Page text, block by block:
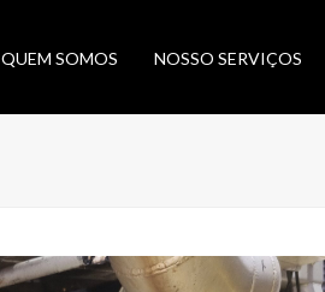
QUEM SOMOS NOSSO SERVIÇOS